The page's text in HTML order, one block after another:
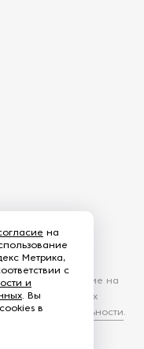
вы даете согласие на
пользовательских
конфиденциальности.
на
Метрика,
с
и
. Вы
в